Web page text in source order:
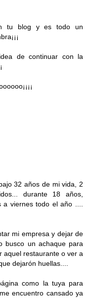
tu blog y es todo un
de continuar con la
32 años de mi vida, 2
durante 18 años,
viernes todo el año ....
mi empresa y dejar de
busco un achaque para
aquel restaurante o ver a
dejarón huellas....
como la tuya para
encuentro cansado ya